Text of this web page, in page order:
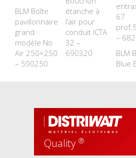
BLM Boîte
pavillonnaire
grand
modèle No
Air 250×250
– 590250
étanche à
l’air pour
conduit ICTA
32 –
690320
67
–
BLM
Blue
Quality ®